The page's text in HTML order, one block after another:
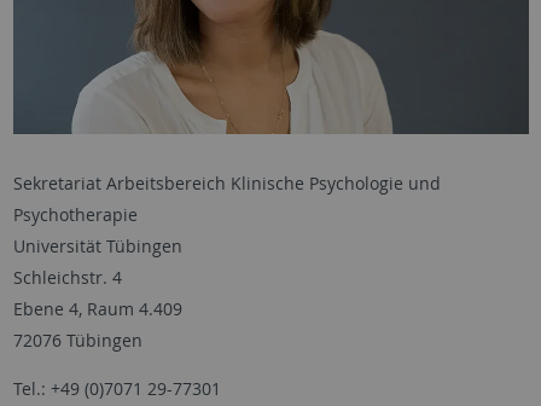
Sekretariat Arbeitsbereich Klinische Psychologie und
Psychotherapie
Universität Tübingen
Schleichstr. 4
Ebene 4, Raum 4.409
72076 Tübingen
Tel.: +49 (0)7071 29-77301